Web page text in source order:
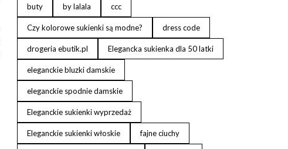
buty by lalala ccc
Czy kolorowe sukienki są modne? dress code
drogeria ebutik.pl Elegancka sukienka dla 50 latki
eleganckie bluzki damskie
eleganckie spodnie damskie
Eleganckie sukienki wyprzedaż
Eleganckie sukienki włoskie fajne ciuchy